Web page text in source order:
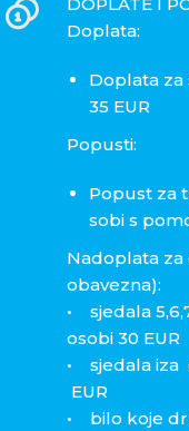
Doplata:
Doplata za
35 EUR
Popusti:
Popust za
sobi s
Nadoplata
obavezna):
• sjedala
osobi 30 EUR
• sjedala iza
EUR
• bilo koje